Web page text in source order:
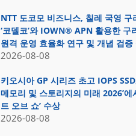
NTT 도코모 비즈니스, 칠레 국영 구
‘코델코’와 IOWN® APN 활용한 구
원격 운영 효율화 연구 및 개념 검증
2026-08-08
키오시아 GP 시리즈 초고 IOPS
메모리 및 스토리지의 미래 2026’에
트 오브 쇼’ 수상
2026-08-08